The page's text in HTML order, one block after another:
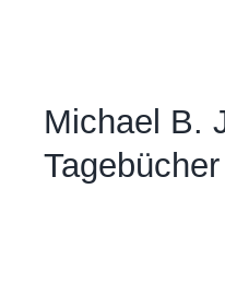
Michael B.